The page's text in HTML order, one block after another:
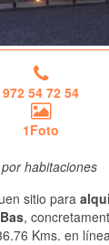
972 54 72 54
1Foto
habitaciones
sitio para
,
Kms. en